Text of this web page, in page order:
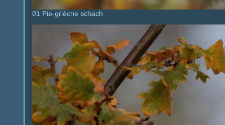
01 Pie-grièche schach